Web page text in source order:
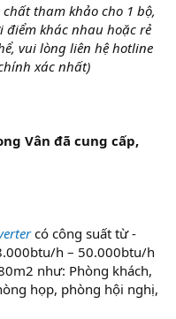
tham khảo cho 1 bộ,
khác nhau hoặc rẻ
vui lòng liên hệ hotline
xác nhất)
Vân đã cung cấp,
có công suất từ -
h – 50.000btu/h
như: Phòng khách,
họp, phòng hội nghị,